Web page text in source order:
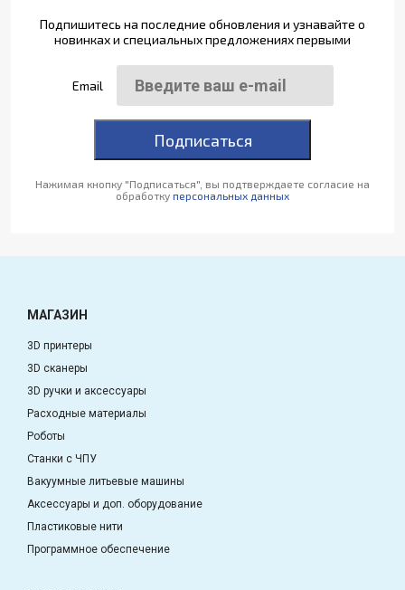
Подпишитесь на последние обновления и узнавайте о
новинках и специальных предложениях первыми
Email
Подписаться
Нажимая кнопку "Подписаться", вы подтверждаете согласие на
обработку персональных данных
МАГАЗИН
3D принтеры
3D сканеры
3D ручки и аксессуары
Расходные материалы
Роботы
Станки с ЧПУ
Вакуумные литьевые машины
Аксессуары и доп. оборудование
Пластиковые нити
Программное обеспечение